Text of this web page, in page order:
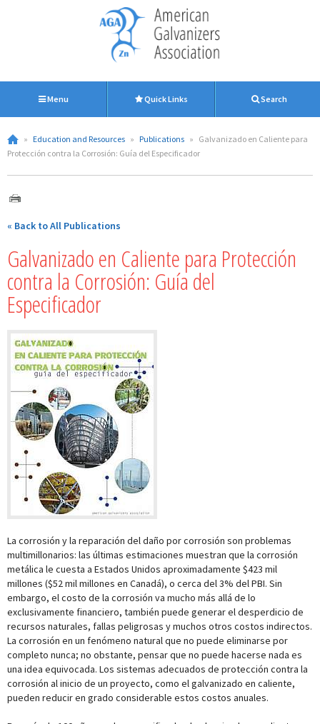
Menu Quick Links Search
» Education and Resources » Publications » Galvanizado en Caliente para
Protección contra la Corrosión: Guía del Especificador
« Back to All Publications
Galvanizado en Caliente para Protección
contra la Corrosión: Guía del
Especificador
La corrosión y la reparación del daño por corrosión son problemas
multimillonarios: las últimas estimaciones muestran que la corrosión
metálica le cuesta a Estados Unidos aproximadamente $423 mil
millones ($52 mil millones en Canadá), o cerca del 3% del PBI. Sin
embargo, el costo de la corrosión va mucho más allá de lo
exclusivamente financiero, también puede generar el desperdicio de
recursos naturales, fallas peligrosas y muchos otros costos indirectos.
La corrosión en un fenómeno natural que no puede eliminarse por
completo nunca; no obstante, pensar que no puede hacerse nada es
una idea equivocada. Los sistemas adecuados de protección contra la
corrosión al inicio de un proyecto, como el galvanizado en caliente,
pueden reducir en grado considerable estos costos anuales.